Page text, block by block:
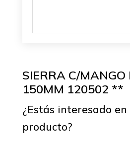
SIERRA C/
150MM 120502 **
¿Estás interesado en
producto?